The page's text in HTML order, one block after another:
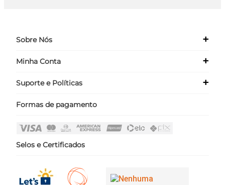
Sobre Nós +
Quem Somos
Minha Conta +
Meus Dados
Suporte e Políticas +
Políticas
Fale Conosco
Formas de pagamento
Selos e Certificados